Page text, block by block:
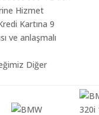
Hizmet
Kartına 9
ve anlaşmalı
Diğer